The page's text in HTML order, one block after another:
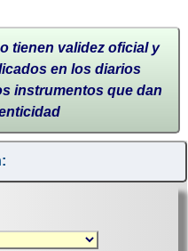
tienen validez oficial y
en los diarios
instrumentos que dan